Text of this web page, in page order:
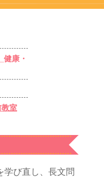
康・
室
学び直し、長文問